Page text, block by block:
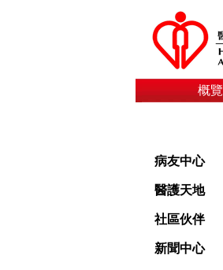
概覽
病友中心
醫護天地
社區伙伴
新聞中心